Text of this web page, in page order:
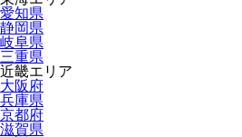
愛知県
静岡県
岐阜県
三重県
近畿エリア
大阪府
兵庫県
京都府
滋賀県